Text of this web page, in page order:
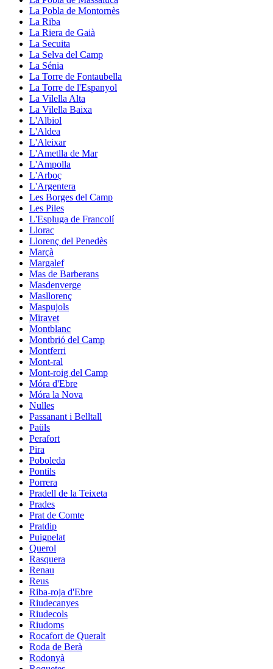
La Pobla de Montornès
La Riba
La Riera de Gaià
La Secuita
La Selva del Camp
La Sénia
La Torre de Fontaubella
La Torre de l'Espanyol
La Vilella Alta
La Vilella Baixa
L'Albiol
L'Aldea
L'Aleixar
L'Ametlla de Mar
L'Ampolla
L'Arboç
L'Argentera
Les Borges del Camp
Les Piles
L'Espluga de Francolí
Llorac
Llorenç del Penedès
Marçà
Margalef
Mas de Barberans
Masdenverge
Masllorenç
Maspujols
Miravet
Montblanc
Montbrió del Camp
Montferri
Mont-ral
Mont-roig del Camp
Móra d'Ebre
Móra la Nova
Nulles
Passanant i Belltall
Paüls
Perafort
Pira
Poboleda
Pontils
Porrera
Pradell de la Teixeta
Prades
Prat de Comte
Pratdip
Puigpelat
Querol
Rasquera
Renau
Reus
Riba-roja d'Ebre
Riudecanyes
Riudecols
Riudoms
Rocafort de Queralt
Roda de Berà
Rodonyà